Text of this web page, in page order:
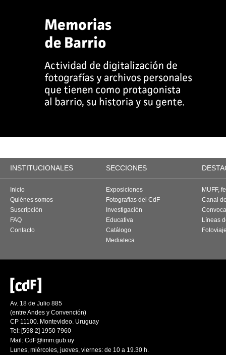
INSTITUCIONALES SECCIONES
Inicio
Quiénes somos
Suscripción
FAQ
Contacto
Exposiciones
Fotografías del CdF
Investigación
Educativa
Catálogo
Mediateca
MUFF,
Canal
Líneas
Av. 18 de Julio 885
(entre Andes y Convención)
CP 11100. Montevideo. Uruguay
Tel: [598 2] 1950 7960
Mail: CdF@imm.gub.uy
Lunes, miércoles, jueves, viernes: de 10 a 19.30 h.